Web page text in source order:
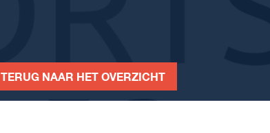
TERUG NAAR HET OVERZICHT